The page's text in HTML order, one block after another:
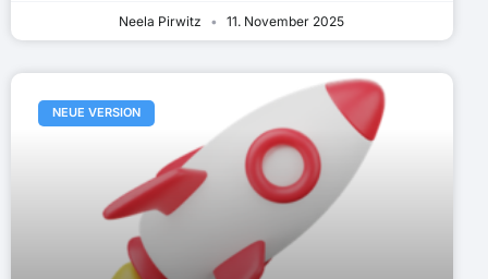
Neela Pirwitz 11. November 2025
NEUE VERSION